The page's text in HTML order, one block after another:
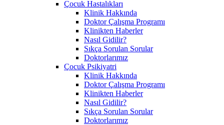
Çocuk Hastalıkları
Klinik Hakkında
Doktor Çalışma Programı
Klinikten Haberler
Nasıl Gidilir?
Sıkça Sorulan Sorular
Doktorlarımız
Çocuk Psikiyatri
Klinik Hakkında
Doktor Çalışma Programı
Klinikten Haberler
Nasıl Gidilir?
Sıkça Sorulan Sorular
Doktorlarımız